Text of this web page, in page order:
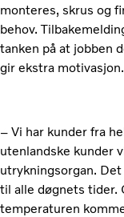
monteres, skrus og
behov.
tanken på at jobben
gir ekstra motivasjon.
– Vi har kunder fra
utenlandske kunder
utrykningsorgan.
til alle døgnets tider.
temperaturen